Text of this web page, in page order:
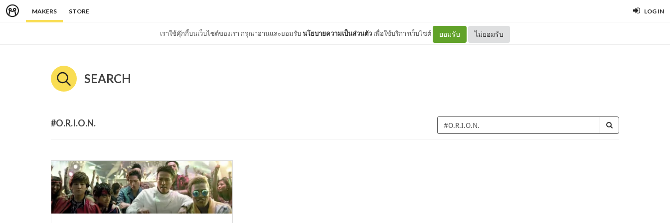
MAKERS STORE LOG IN
เราใช้คุ๊กกี้บนเว็บไซต์ของเรา กรุณาอ่านและยอมรับนโยบายความเป็นส่วนตัว เพื่อใช้บริการเว็บไซต์ ยอมรับ ไม่ยอมรับ
SEARCH
#O.R.I.O.N.